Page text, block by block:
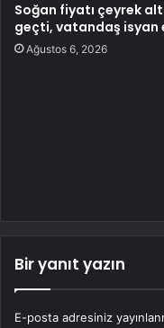
Soğan fiyatı çeyrek
geçti, vatandaş isyan
Ağustos 6, 2026
Bir yanıt yazın
E-posta adresiniz